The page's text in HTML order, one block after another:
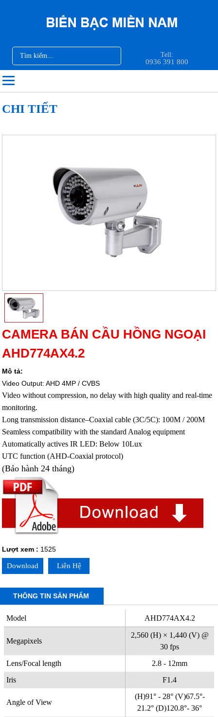
Tell:
0936 391 800
CHI TIẾT
CAMERA BÁN CẦU HỒNG NGOẠI
AHD774AX4.2
Mô tả:
Video Output: AHD 4MP / CVBS
Video without compression, no delay with high quality and real-time
monitoring.
Long transmission distance–Coaxial cable (3C/5C): 100M / 200M
Seamless compatibility with the standard Analog equipment
Automatically actives IR LED: Below 10Lux
UTC function (AHD-Coaxial protocol)
(Bảo hành 24 tháng)
Lượt xem : 1525
Download Liên Hệ
THÔNG TIN SẢN PHẨM
Model AHD774AX4.2
Megapixels
2,560 (H) × 1,440 (V) @
30 fps
Lens/Focal length
2.8 - 12mm
Iris
F1.4
Angle of View
(H)91° - 28° (V)67.5°-
21.2° (D)120.8°- 36°